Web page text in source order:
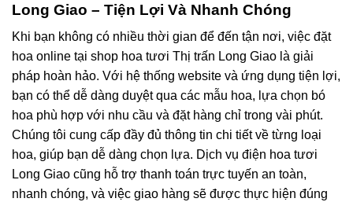
Long Giao – Tiện Lợi Và Nhanh Chóng
Khi bạn không có nhiều thời gian để đến tận nơi, việc đặt
hoa online tại shop hoa tươi Thị trấn Long Giao là giải
pháp hoàn hảo. Với hệ thống website và ứng dụng tiện lợi,
bạn có thể dễ dàng duyệt qua các mẫu hoa, lựa chọn bó
hoa phù hợp với nhu cầu và đặt hàng chỉ trong vài phút.
Chúng tôi cung cấp đầy đủ thông tin chi tiết về từng loại
hoa, giúp bạn dễ dàng chọn lựa. Dịch vụ điện hoa tươi
Long Giao cũng hỗ trợ thanh toán trực tuyến an toàn,
nhanh chóng, và việc giao hàng sẽ được thực hiện đúng